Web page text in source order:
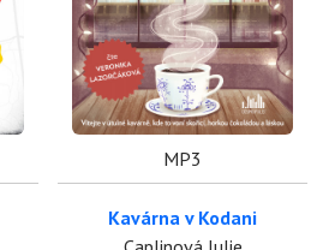
MP3
Kavárna v Kodani